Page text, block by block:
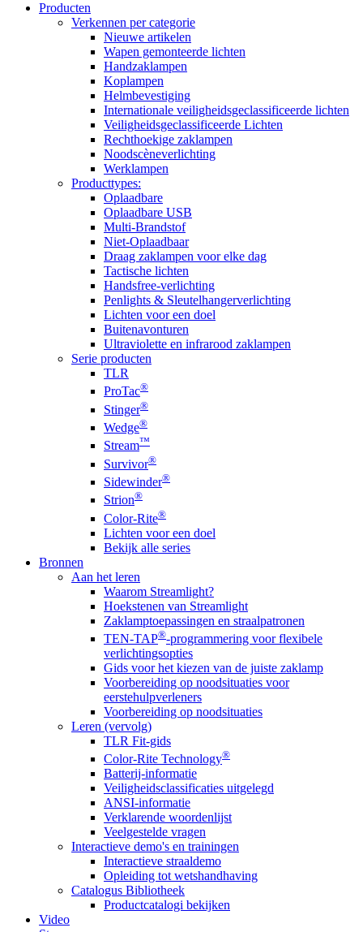
Producten
Verkennen per categorie
Nieuwe artikelen
Wapen gemonteerde lichten
Handzaklampen
Koplampen
Helmbevestiging
Internationale veiligheidsgeclassificeerde lichten
Veiligheidsgeclassificeerde Lichten
Rechthoekige zaklampen
Noodscèneverlichting
Werklampen
Producttypes:
Oplaadbare
Oplaadbare USB
Multi-Brandstof
Niet-Oplaadbaar
Draag zaklampen voor elke dag
Tactische lichten
Handsfree-verlichting
Penlights & Sleutelhangerverlichting
Lichten voor een doel
Buitenavonturen
Ultraviolette en infrarood zaklampen
Serie producten
TLR
ProTac®
Stinger®
Wedge®
Stream™
Survivor®
Sidewinder®
Strion®
Color-Rite®
Lichten voor een doel
Bekijk alle series
Bronnen
Aan het leren
Waarom Streamlight?
Hoekstenen van Streamlight
Zaklamptoepassingen en straalpatronen
TEN-TAP®-programmering voor flexibele
verlichtingsopties
Gids voor het kiezen van de juiste zaklamp
Voorbereiding op noodsituaties voor
eerstehulpverleners
Voorbereiding op noodsituaties
Leren (vervolg)
TLR Fit-gids
Color-Rite Technology®
Batterij-informatie
Veiligheidsclassificaties uitgelegd
ANSI-informatie
Verklarende woordenlijst
Veelgestelde vragen
Interactieve demo's en trainingen
Interactieve straaldemo
Opleiding tot wetshandhaving
Catalogus Bibliotheek
Productcatalogi bekijken
Video